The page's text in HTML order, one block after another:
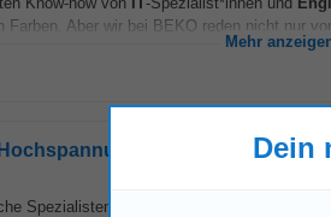
Aber wir bei BEKO reden nicht nur
Mehr
(m/w/d)
Spezialisten in den Bereichen
Dein